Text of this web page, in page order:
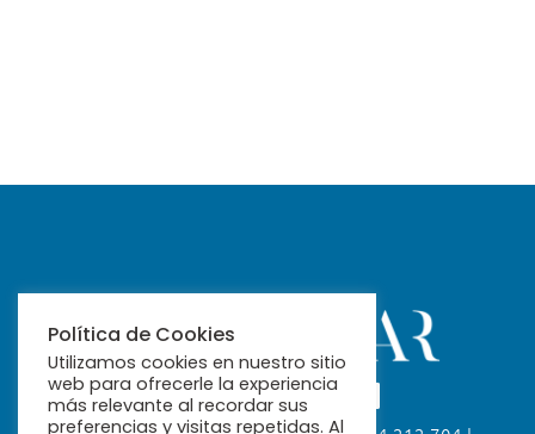
Política de Cookies
Utilizamos cookies en nuestro sitio
web para ofrecerle la experiencia
más relevante al recordar sus
preferencias y visitas repetidas. Al